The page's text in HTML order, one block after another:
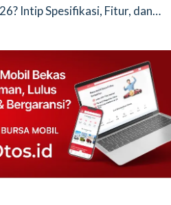
Intip Spesifikasi, Fitur, dan